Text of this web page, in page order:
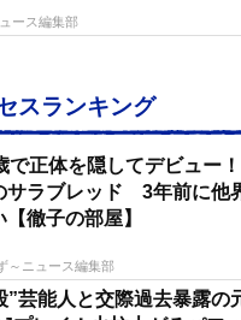
ース編集部
スランキング
で正体を隠してデビュー
サラブレッド 3年前に他
【徹子の部屋】
～ニュース編集部
”芸能人と交際過去暴露